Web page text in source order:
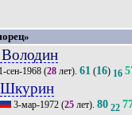
Володин
сен-1968 (28 лет).61 (16) 16
Шкурин
3-мар-1972 (25 лет).80 22